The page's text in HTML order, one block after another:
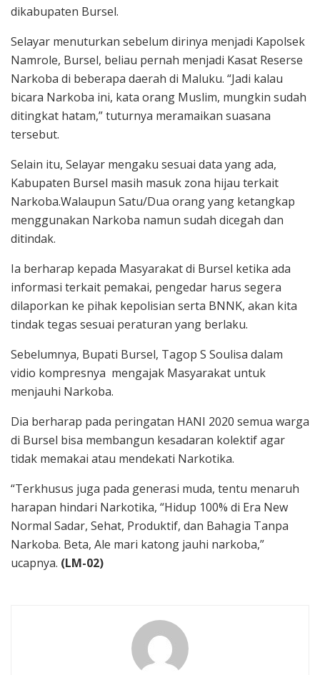
dikabupaten Bursel.
Selayar menuturkan sebelum dirinya menjadi Kapolsek
Namrole, Bursel, beliau pernah menjadi Kasat Reserse
Narkoba di beberapa daerah di Maluku. “Jadi kalau
bicara Narkoba ini, kata orang Muslim, mungkin sudah
ditingkat hatam,” tuturnya meramaikan suasana
tersebut.
Selain itu, Selayar mengaku sesuai data yang ada,
Kabupaten Bursel masih masuk zona hijau terkait
Narkoba.Walaupun Satu/Dua orang yang ketangkap
menggunakan Narkoba namun sudah dicegah dan
ditindak.
Ia berharap kepada Masyarakat di Bursel ketika ada
informasi terkait pemakai, pengedar harus segera
dilaporkan ke pihak kepolisian serta BNNK, akan kita
tindak tegas sesuai peraturan yang berlaku.
Sebelumnya, Bupati Bursel, Tagop S Soulisa dalam
vidio kompresnya mengajak Masyarakat untuk
menjauhi Narkoba.
Dia berharap pada peringatan HANI 2020 semua warga
di Bursel bisa membangun kesadaran kolektif agar
tidak memakai atau mendekati Narkotika.
“Terkhusus juga pada generasi muda, tentu menaruh
harapan hindari Narkotika, “Hidup 100% di Era New
Normal Sadar, Sehat, Produktif, dan Bahagia Tanpa
Narkoba. Beta, Ale mari katong jauhi narkoba,”
ucapnya. (LM-02)